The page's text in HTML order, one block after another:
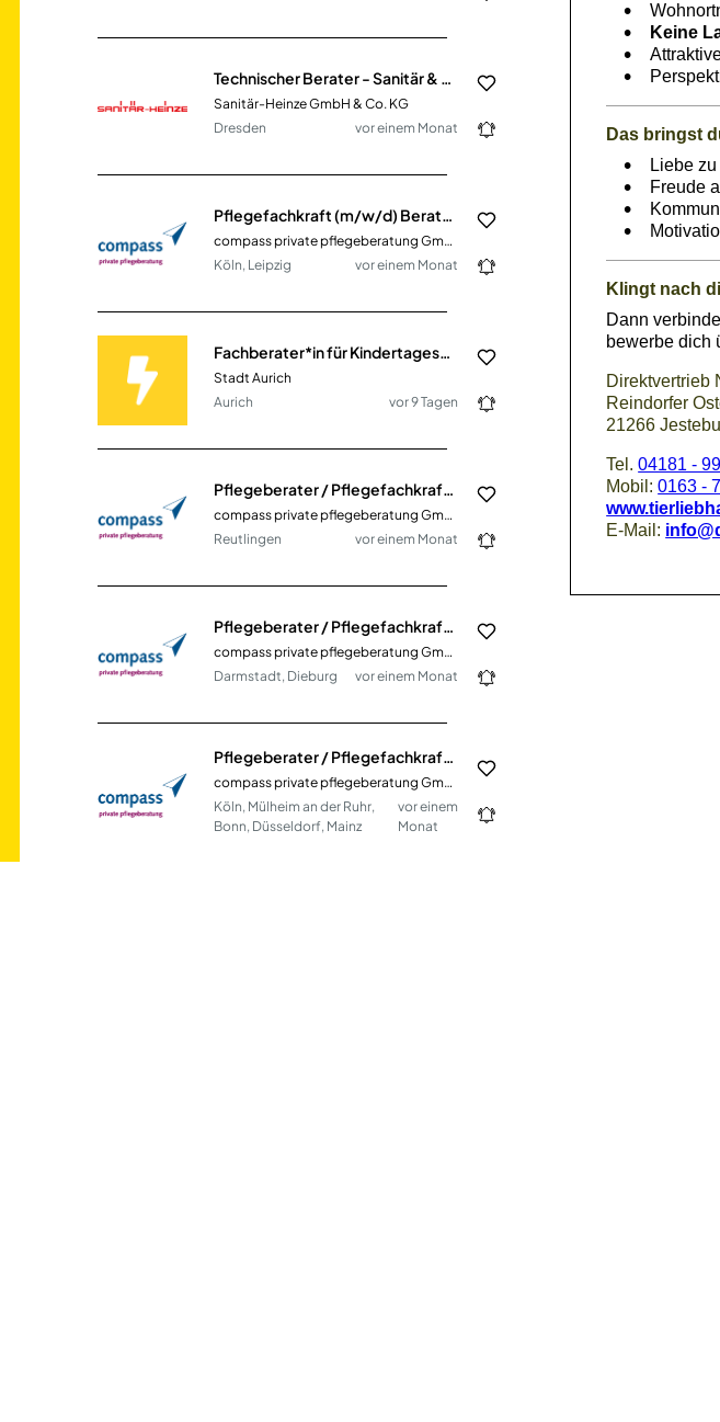
Sanitär-Heinze GmbH & Co. KG
Dresden
vor einem Monat
compass private pflegeberatung GmbH
Köln, Leipzig
vor einem Monat
Fachberater*in für Kindertageseinrichtung (m/w/d)
Stadt Aurich
Aurich
vor 9 Tagen
Pflegeberater / Pflegefachkraft (m/w/d)
compass private pflegeberatung GmbH
Reutlingen
vor einem Monat
Pflegeberater / Pflegefachkraft (m/w/d)
compass private pflegeberatung GmbH
Darmstadt, Dieburg
vor einem Monat
Pflegeberater / Pflegefachkraft (m/w/d)
compass private pflegeberatung GmbH
Köln, Mülheim an der Ruhr,
Bonn, Düsseldorf, Mainz
vor einem
Monat